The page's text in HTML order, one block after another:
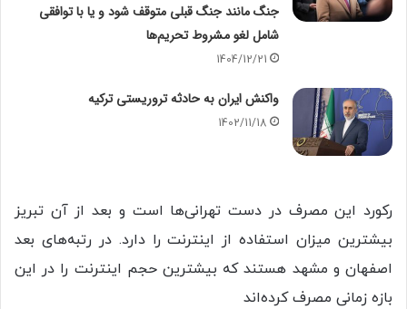
جنگ مانند جنگ قبلی متوقف شود و یا با توافقی
شامل لغو مشروط تحریم‌ها
1404/12/21
واکنش ایران به حادثه تروریستی ترکیه
1402/11/18
رکورد این مصرف در دست تهرانی‌ها است و بعد از آن تبریز
بیشترین میزان استفاده از اینترنت را دارد. در رتبه‌های بعد
اصفهان و مشهد هستند که بیشترین حجم اینترنت را در این
بازه زمانی مصرف کرده‌اند